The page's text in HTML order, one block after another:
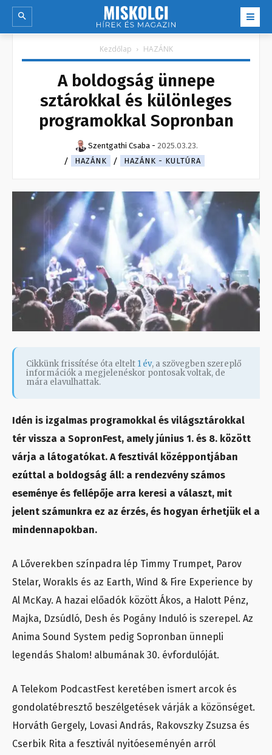
Kezdőlap HAZÁNK
A boldogság ünnepe
sztárokkal és különleges
programokkal Sopronban
Szentgathi Csaba - 2025.03.23.
HAZÁNK
HAZÁNK - KULTÚRA
Cikkünk frissítése óta eltelt 1 év, a szövegben szereplő
információk a megjelenéskor pontosak voltak, de
mára elavulhattak.
Idén is izgalmas programokkal és világsztárokkal
tér vissza a SopronFest, amely június 1. és 8. között
várja a látogatókat. A fesztivál középpontjában
ezúttal a boldogság áll: a rendezvény számos
eseménye és fellépője arra keresi a választ, mit
jelent számunkra ez az érzés, és hogyan érhetjük el a
mindennapokban.
A Lőverekben színpadra lép Timmy Trumpet, Parov
Stelar, Worakls és az Earth, Wind & Fire Experience by
Al McKay. A hazai előadók között Ákos, a Halott Pénz,
Majka, Dzsúdló, Desh és Pogány Induló is szerepel. Az
Anima Sound System pedig Sopronban ünnepli
legendás Shalom! albumának 30. évfordulóját.
A Telekom PodcastFest keretében ismert arcok és
gondolatébresztő beszélgetések várják a közönséget.
Horváth Gergely, Lovasi András, Rakovszky Zsuzsa és
Cserbik Rita a fesztivál nyitóeseményén arról